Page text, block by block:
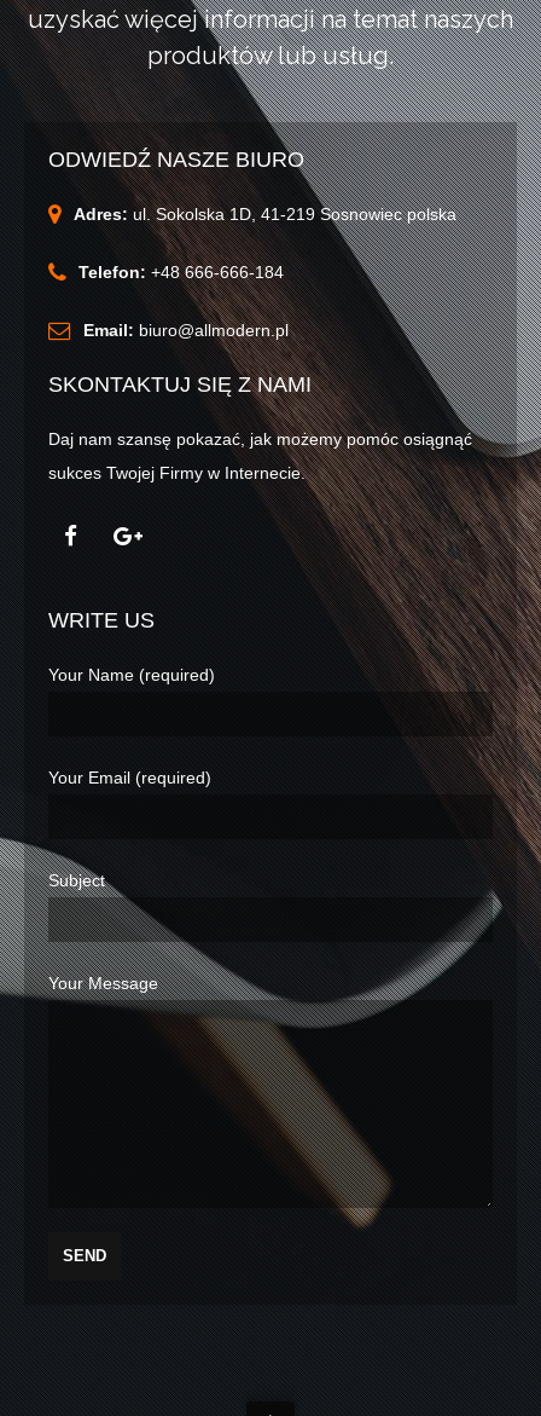
uzyskać więcej informacjina temat naszych
produktów lub usług.
ODWIEDŹ NASZE BIURO
Adres:ul. Sokolska 1D, 41-219 Sosnowiec polska
Telefon:+48 666-666-184
Email: biuro@allmodern.pl
SKONTAKTUJ SIĘ Z NAMI
Daj nam szansę pokazać, jak możemy pomóc osiągnąć
sukces Twojej Firmy w Internecie.
WRITE US
Your Name (required)
Your Email (required)
Subject
Your Message